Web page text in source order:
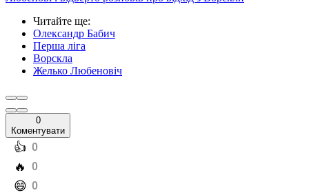
Читайте ще:
Олександр Бабич
Перша ліга
Ворскла
Желько Любеновіч
0
Коментувати
️👍 0
️🔥 0
️😄 0